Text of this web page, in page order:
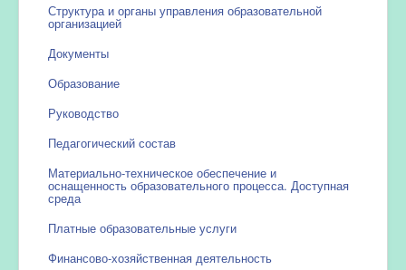
Структура и органы управления образовательной
организацией
Документы
Образование
Руководство
Педагогический состав
Материально-техническое обеспечение и
оснащенность образовательного процесса. Доступная
среда
Платные образовательные услуги
Финансово-хозяйственная деятельность